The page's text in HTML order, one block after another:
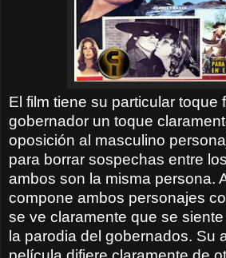
El film tiene su particular toque
gobernador un toque
oposición al masculino
para borrar sospechas entre
ambos son la misma persona.
compone ambos personajes
se ve claramente que se
la parodia del gobernados. Su